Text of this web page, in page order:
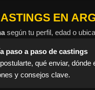
EN
según tu perfil, edad o
paso a paso de castings
qué enviar, dónde
y consejos clave.